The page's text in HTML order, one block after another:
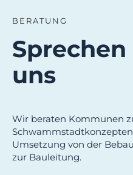
BERATUNG
uns
Wir beraten Kommunen
Umsetzung von der
zur Bauleitung.